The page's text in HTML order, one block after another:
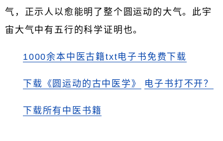
气，正示人以愈能明了整个圆运动的大气。此宇
宙大气中有五行的科学证明也。
1000余本中医古籍txt电子书免费下载
下载《圆运动的古中医学》 电子书打不开？
下载所有中医书籍